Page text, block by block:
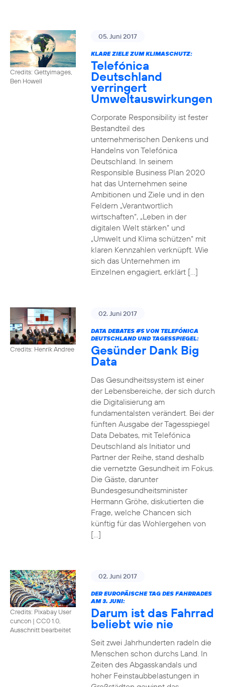
Credits: Gettyimages,
Ben Howell
05. Juni 2017
KLARE ZIELE ZUM KLIMASCHUTZ:
Telefónica
Deutschland
verringert
Umweltauswirkungen
Corporate Responsibility ist fester
Bestandteil des
unternehmerischen Denkens und
Handelns von Telefónica
Deutschland. In seinem
Responsible Business Plan 2020
hat das Unternehmen seine
Ambitionen und Ziele und in den
Feldern „Verantwortlich
wirtschaften“, „Leben in der
digitalen Welt stärken“ und
„Umwelt und Klima schützen“ mit
klaren Kennzahlen verknüpft. Wie
sich das Unternehmen im
Einzelnen engagiert, erklärt […]
Credits: Henrik Andree
02. Juni 2017
DATA DEBATES #5VON TELEFÓNICA
DEUTSCHLAND UND TAGESSPIEGEL:
Gesünder Dank Big
Data
Das Gesundheitssystem ist einer
der Lebensbereiche, der sich durch
die Digitalisierung am
fundamentalsten verändert. Bei der
fünften Ausgabe der Tagesspiegel
Data Debates, mit Telefónica
Deutschland als Initiator und
Partner der Reihe, stand deshalb
die vernetzte Gesundheit im Fokus.
Die Gäste, darunter
Bundesgesundheitsminister
Hermann Gröhe, diskutierten die
Frage, welche Chancen sich
künftig für das Wohlergehen von
[…]
Credits: Pixabay User
cuncon | CC0 1.0,
Ausschnitt bearbeitet
02. Juni 2017
DER EUROPÄISCHE TAG DES FAHRRADES
AM 3. JUNI:
Darum ist das Fahrrad
beliebt wie nie
Seit zwei Jahrhunderten radeln die
Menschen schon durchs Land. In
Zeiten des Abgasskandals und
hoher Feinstaubbelastungen in